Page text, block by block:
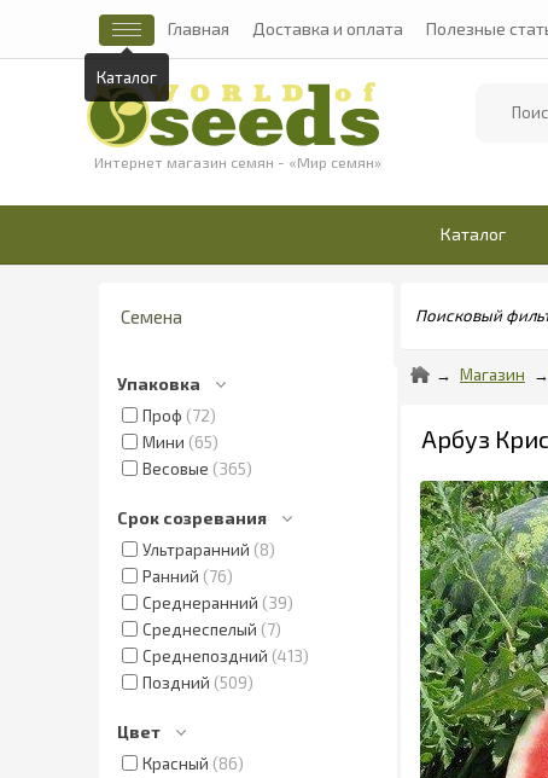
Каталог
Главная Доставка и оплата Полезные
Интернет магазин семян - «Мир семян»
Каталог
Семена
Упаковка
Проф
72
Мини
65
Весовые
365
Срок созревания
Ультраранний
8
Ранний
76
Среднеранний
39
Среднеспелый
7
Среднепоздний 413
Поздний
509
Цвет
Красный
86
Поисковый
Магазин
Арбуз